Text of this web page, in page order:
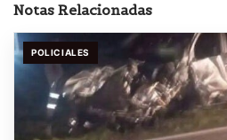
Notas Relacionadas
POLICIALES